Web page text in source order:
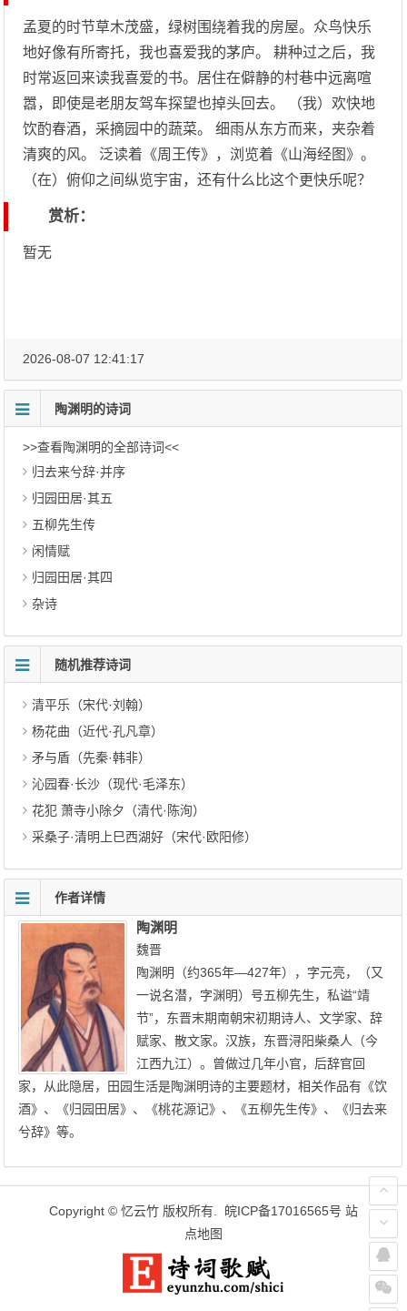
孟夏的时节草木茂盛，绿树围绕着我的房屋。众鸟快乐
地好像有所寄托，我也喜爱我的茅庐。 耕种过之后，我
时常返回来读我喜爱的书。居住在僻静的村巷中远离喧
嚣，即使是老朋友驾车探望也掉头回去。 （我）欢快地
饮酌春酒，采摘园中的蔬菜。 细雨从东方而来，夹杂着
清爽的风。 泛读着《周王传》，浏览着《山海经图》。
（在）俯仰之间纵览宇宙，还有什么比这个更快乐呢？
赏析：
暂无
2026-08-07 12:41:17
陶渊明的诗词
>>查看陶渊明的全部诗词<<
归去来兮辞·并序
归园田居·其五
五柳先生传
闲情赋
归园田居·其四
杂诗
随机推荐诗词
清平乐（宋代·刘翰）
杨花曲（近代·孔凡章）
矛与盾（先秦·韩非）
沁园春·长沙（现代·毛泽东）
花犯 萧寺小除夕（清代·陈洵）
采桑子·清明上巳西湖好（宋代·欧阳修）
作者详情
陶渊明
魏晋
陶渊明（约365年—427年），字元亮，（又
一说名潜，字渊明）号五柳先生，私谥“靖
节”，东晋末期南朝宋初期诗人、文学家、辞
赋家、散文家。汉族，东晋浔阳柴桑人（今
江西九江）。曾做过几年小官，后辞官回
家，从此隐居，田园生活是陶渊明诗的主要题材，相关作品有《饮
酒》、《归园田居》、《桃花源记》、《五柳先生传》、《归去来
兮辞》等。
Copyright © 忆云竹 版权所有. 皖ICP备17016565号 站
点地图